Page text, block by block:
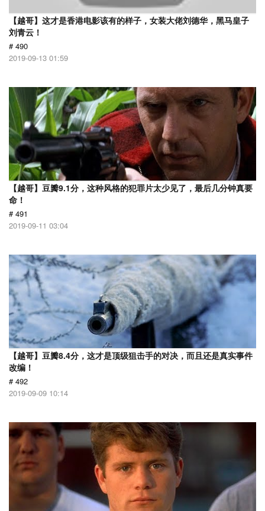
【越哥】这才是香港电影该有的样子，女装大佬刘德华，黑马皇子
刘青云！
# 490
2019-09-13 01:59
【越哥】豆瓣9.1分，这种风格的犯罪片太少见了，最后几分钟真要
命！
# 491
2019-09-11 03:04
【越哥】豆瓣8.4分，这才是顶级狙击手的对决，而且还是真实事件
改编！
# 492
2019-09-09 10:14